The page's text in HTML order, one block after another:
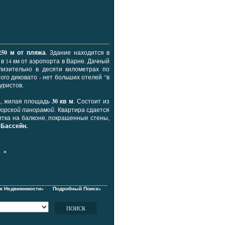
м от пляжа. Здание находится в
14 км от аэропорта в Варне. Дачный
в десяти километрах по
диковато - нет больших отелей "в
жилая площадь30 кв м. Состоит из
панорамой. Квартира сдается
на балконе, покрашенные стены,
Бассейн.
»
Недвижимости» Подробный Поиск»
ПОИСК